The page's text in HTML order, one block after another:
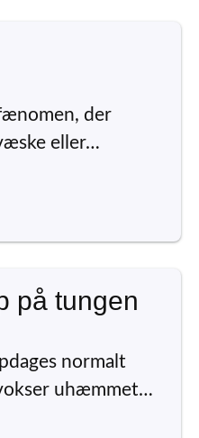
der
eller…
på tungen
normalt
uhæmmet…